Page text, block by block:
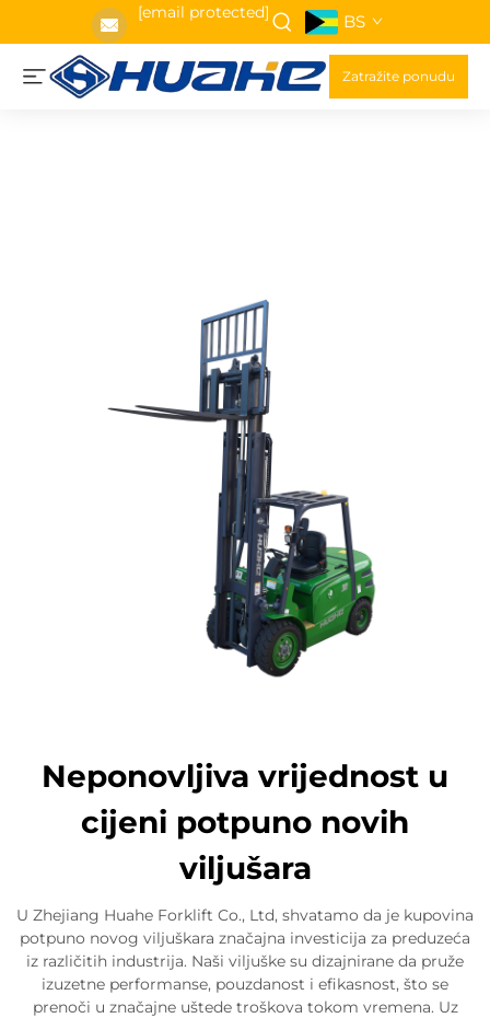
[email protected] BS
Zatražite ponudu
Neponovljiva vrijednost u
cijeni potpuno novih
viljušara
U Zhejiang Huahe Forklift Co., Ltd, shvatamo da je kupovina
potpuno novog viljuškara značajna investicija za preduzeća
iz različitih industrija. Naši viljuške su dizajnirane da pruže
izuzetne performanse, pouzdanost i efikasnost, što se
prenoči u značajne uštede troškova tokom vremena. Uz